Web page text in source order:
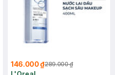
146.000 ₫289.000 ₫